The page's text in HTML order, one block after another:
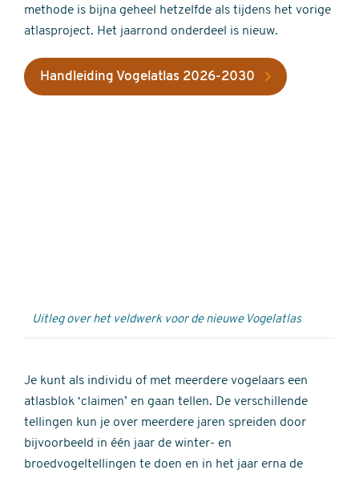
methode is bijna geheel hetzelfde als tijdens het vorige
atlasproject. Het jaarrond onderdeel is nieuw.
Handleiding Vogelatlas 2026-2030
Uitleg over het veldwerk voor de nieuwe Vogelatlas
Je kunt als individu of met meerdere vogelaars een
atlasblok ‘claimen’ en gaan tellen. De verschillende
tellingen kun je over meerdere jaren spreiden door
bijvoorbeeld in één jaar de winter- en
broedvogeltellingen te doen en in het jaar erna de